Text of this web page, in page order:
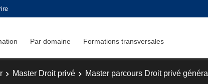
Par domaine Formations transversales
Master Droit privé Master parcours Droit privé général